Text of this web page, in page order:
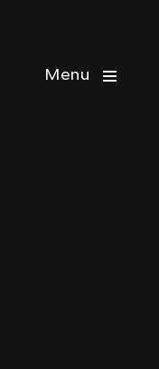
Menu